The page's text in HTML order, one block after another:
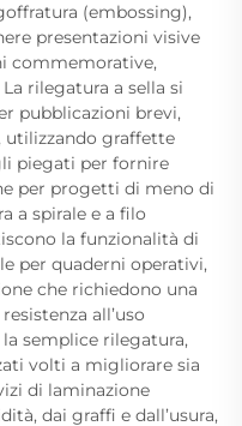
(embossing),
presentazioni visive
commemorative,
rilegatura a sella si
pubblicazioni brevi,
utilizzando graffette
piegati per fornire
per progetti di meno di
a spirale e a filo
la funzionalità di
per quaderni operativi,
che richiedono una
all’uso
semplice rilegatura,
volti a migliorare sia
di laminazione
dai graffi e dall’usura,